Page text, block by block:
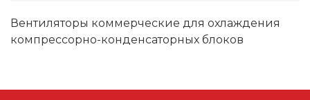
Вентиляторы коммерческие для охлаждения
компрессорно-конденсаторных блоков